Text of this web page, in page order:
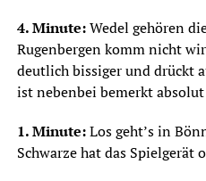
4. Minute:Wedel gehören
Rugenbergen komm nicht
deutlich bissiger und drückt
ist nebenbei bemerkt
1. Minute:Los geht’s in
Schwarze hat das Spielgerät